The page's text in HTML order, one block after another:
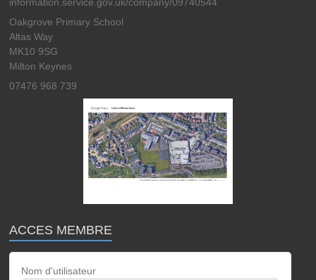
Oakgrove Primary School
Altas Way
MK10 9SG
Milton Keynes
07476 968 739
ACCES MEMBRE
Nom d'utilisateur